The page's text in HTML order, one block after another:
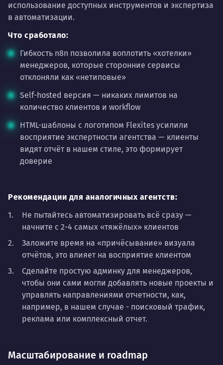
использование доступных инструментов и экспертиза
в автоматизации.
Что сработало:
Гибкость n8n позволила воплотить «хотелки»
менеджеров, которые сторонние сервисы
отклоняли как «нетиповые»
Self-hosted версия — никаких лимитов на
количество клиентов и workflow
HTML-шаблоны с логотипом Flexites усилили
восприятие экспертности агентства — клиенты
видят отчёт в нашем стиле, это формирует
доверие
Рекомендации для аналогичных агентств:
Не пытайтесь автоматизировать всё сразу —
начните с 2-4 самых «тяжёлых» клиентов
Заложите время на «причёсывание» визуала
отчётов, это влияет на восприятие клиентом
Сделайте простую админку для менеджеров,
чтобы они сами могли добавлять новые проекты и
управлять направлениями отчетности, как,
например, в нашем случае - поисковый трафик,
реклама или комплексный отчет.
Масштабирование и roadmap